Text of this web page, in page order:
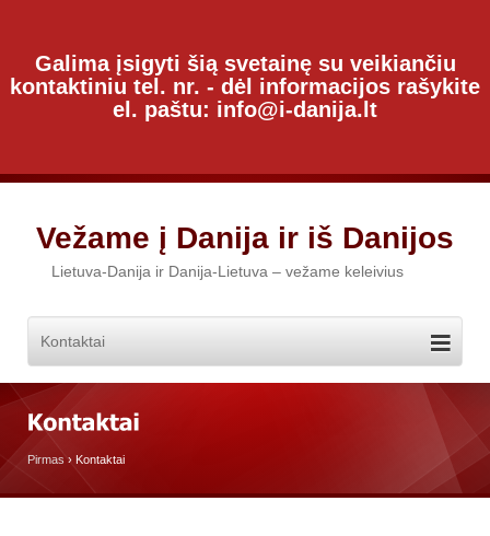
Galima įsigyti šią svetainę su veikiančiu
kontaktiniu tel. nr. - dėl informacijos rašykite
el. paštu: info@i-danija.lt
Vežame į Danija ir iš Danijos
Lietuva-Danija ir Danija-Lietuva – vežame keleivius
Pirmas › Kontaktai